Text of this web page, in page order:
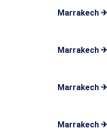
Marrakech
Marrakech
Marrakech
Marrakech